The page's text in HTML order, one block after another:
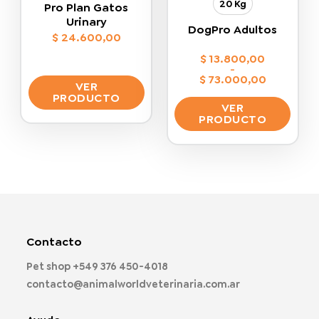
producto
producto
Pro Plan Gatos
Urinary
$24.600,00
VER
PRODUCTO
en
la
20 Kg
DogPro Adultos
$13.800,00
-
$73.000,00
Rango
de
precios:
desde
$ 13.800,00
hasta
$ 73.000,00
VER
PRODUCTO
en
Contacto
Pet shop +549 376 450-4018
contacto@animalworldveterinaria.com.ar